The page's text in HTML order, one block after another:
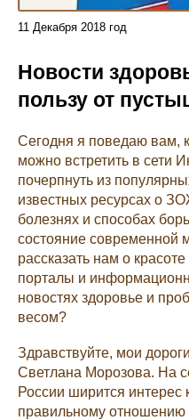
11 Декабря 2018 год
Новости
пользу от
Сегодня я поведаю вам,
можно встретить в сети
почерпнуть из
известных ресурсах о
болезнях и способах
состояние современной
рассказать нам о
порталы и
новостях здоровье и
весом?
Здравствуйте, мои
Светлана Морозова. На
России ширится интерес
правильному отношению